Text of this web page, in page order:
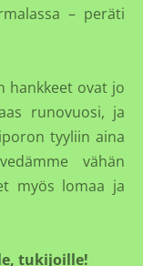
– peräti
hankkeet ovat jo
runovuosi, ja
tyyliin aina
vähän
myös lomaa ja
tukijoille!